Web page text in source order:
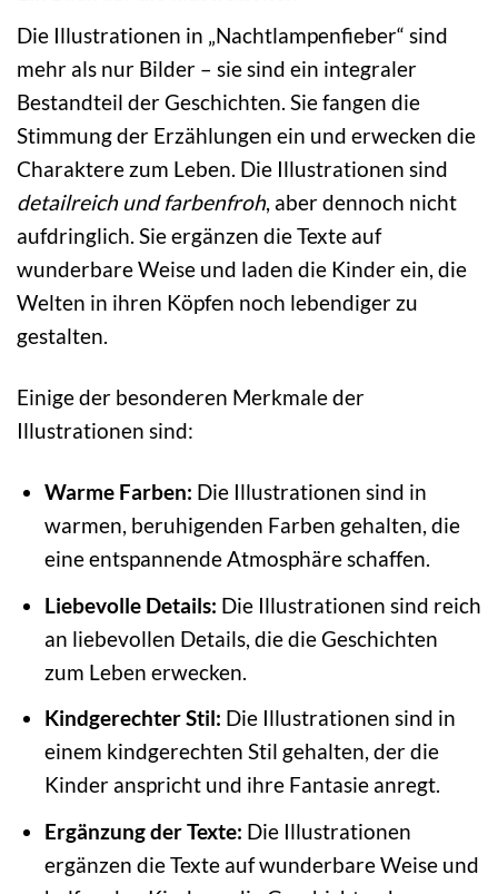
Die Illustrationen in „Nachtlampenfieber“ sind
mehr als nur Bilder – sie sind ein integraler
Bestandteil der Geschichten. Sie fangen die
Stimmung der Erzählungen ein und erwecken die
Charaktere zum Leben. Die Illustrationen sind
detailreich und farbenfroh, aber dennoch nicht
aufdringlich. Sie ergänzen die Texte auf
wunderbare Weise und laden die Kinder ein, die
Welten in ihren Köpfen noch lebendiger zu
gestalten.
Einige der besonderen Merkmale der
Illustrationen sind:
Warme Farben: Die Illustrationen sind in
warmen, beruhigenden Farben gehalten, die
eine entspannende Atmosphäre schaffen.
Liebevolle Details: Die Illustrationen sind reich
an liebevollen Details, die die Geschichten
zum Leben erwecken.
Kindgerechter Stil: Die Illustrationen sind in
einem kindgerechten Stil gehalten, der die
Kinder anspricht und ihre Fantasie anregt.
Ergänzung der Texte: Die Illustrationen
ergänzen die Texte auf wunderbare Weise und